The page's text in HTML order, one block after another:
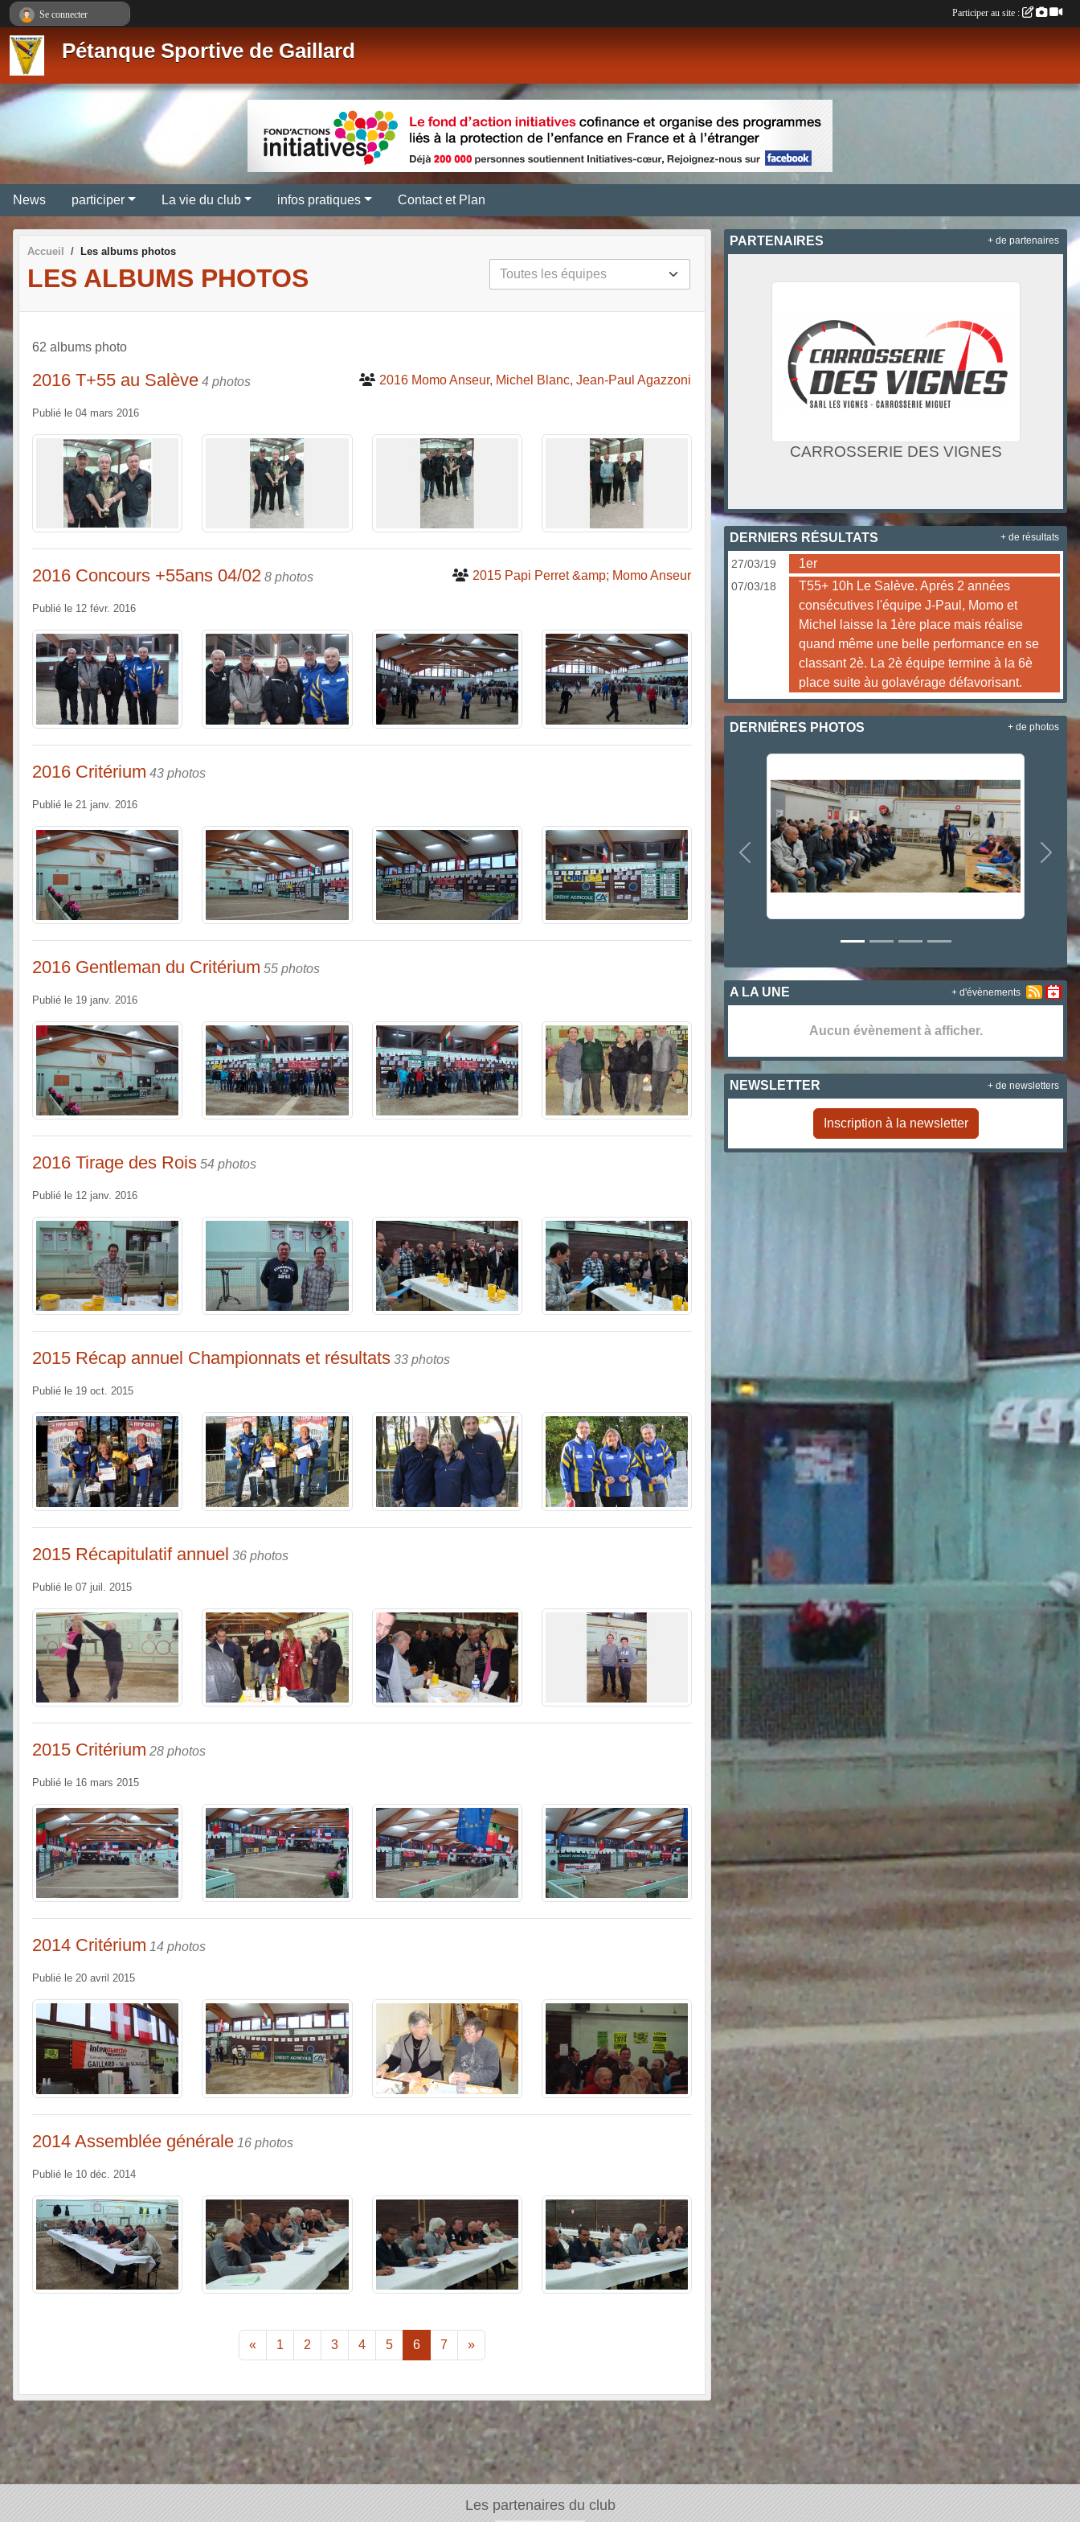
Pétanque Sportive de Gaillard
News participer La vie du club infos pratiques Contact et Plan
Accueil Les albums photos
LES ALBUMS PHOTOS
62 albums photo
2016 T+55 au Salève 4 photos 2016 Momo Anseur, Michel Blanc, Jean-Paul Agazzoni
Publié le 04 mars 2016
2016 Concours +55ans 04/02 8 photos 2015 Papi Perret &amp; Momo Anseur
Publié le 12 févr. 2016
2016 Critérium 43 photos
Publié le 21 janv. 2016
2016 Gentleman du Critérium 55 photos
Publié le 19 janv. 2016
2016 Tirage des Rois 54 photos
Publié le 12 janv. 2016
2015 Récap annuel Championnats et résultats 33 photos
Publié le 19 oct. 2015
2015 Récapitulatif annuel 36 photos
Publié le 07 juil. 2015
2015 Critérium 28 photos
Publié le 16 mars 2015
2014 Critérium 14 photos
Publié le 20 avril 2015
2014 Assemblée générale 16 photos
Publié le 10 déc. 2014
« 1 2 3 4 5 6 7 »
PARTENAIRES
CARROSSERIE DES VIGNES
+ de partenaires
DERNIERS RÉSULTATS
27/03/19 1er
07/03/18
T55+ 10h Le Salève. Aprés 2 années
consécutives l'équipe J-Paul, Momo et
Michel laisse la 1ère place mais réalise
quand même une belle performance en se
classant 2è. La 2è équipe termine à la 6è
place suite àu golavérage défavorisant.
+ de résultats
DERNIÈRES PHOTOS
Précedent
+ de photos
A LA UNE
Aucun évènement à afficher.
+ d'évènements
NEWSLETTER
Inscription à la newsletter
+ de newsletters
Les partenaires du club
Se connecter Participer au site :
Panneau de gestion des cookies